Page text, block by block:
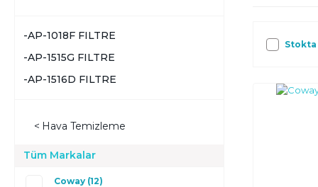
AP-1018F FILTRE
AP-1515G FILTRE
AP-1516D FILTRE
Hava Temizleme
Tüm Markalar
Coway (12)
Stokta